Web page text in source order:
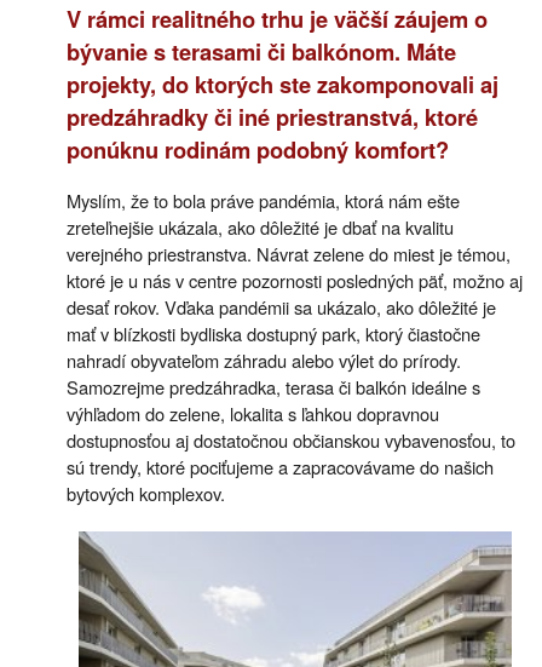
V rámci realitného trhu je väčší záujem o
bývanie s terasami či balkónom. Máte
projekty, do ktorých ste zakomponovali aj
predzáhradky či iné priestranstvá, ktoré
ponúknu rodinám podobný komfort?
Myslím, že to bola práve pandémia, ktorá nám ešte
zreteľnejšie ukázala, ako dôležité je dbať na kvalitu
verejného priestranstva. Návrat zelene do miest je témou,
ktoré je u nás v centre pozornosti posledných päť, možno aj
desať rokov. Vďaka pandémii sa ukázalo, ako dôležité je
mať v blízkosti bydliska dostupný park, ktorý čiastočne
nahradí obyvateľom záhradu alebo výlet do prírody.
Samozrejme predzáhradka, terasa či balkón ideálne s
výhľadom do zelene, lokalita s ľahkou dopravnou
dostupnosťou aj dostatočnou občianskou vybavenosťou, to
sú trendy, ktoré pociťujeme a zapracovávame do našich
bytových komplexov.